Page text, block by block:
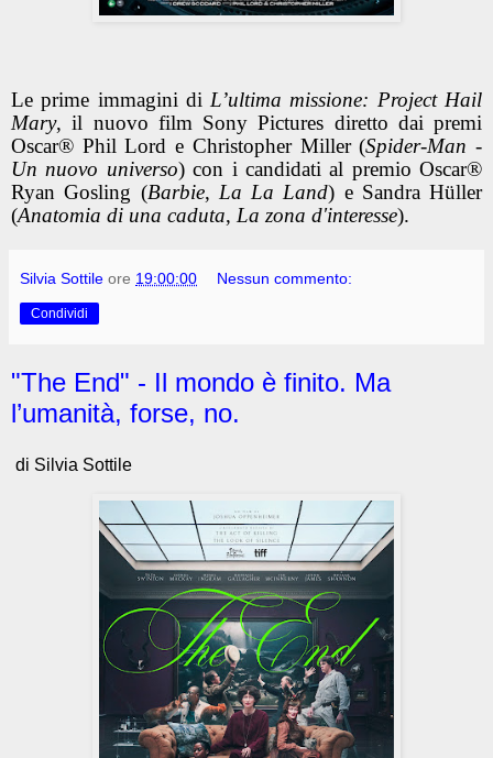
Le prime immagini di L’ultima missione: Project Hail
Mary, il nuovo film Sony Pictures diretto dai premi
Oscar® Phil Lord e Christopher Miller (Spider-Man -
Un nuovo universo) con i candidati al premio Oscar®
Ryan Gosling (Barbie, La La Land) e Sandra Hüller
(Anatomia di una caduta, La zona d'interesse).
Silvia Sottile ore 19:00:00 Nessun commento:
Condividi
"The End" - Il mondo è finito. Ma
l’umanità, forse, no.
di Silvia Sottile